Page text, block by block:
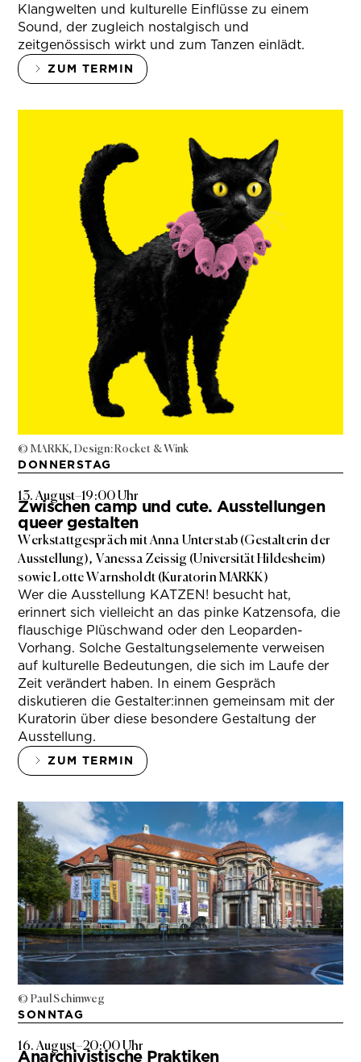
Klangwelten und kulturelle Einflüsse zu einem
Sound, der zugleich nostalgisch und
zeitgenössisch wirkt und zum Tanzen einlädt.
ZUM TERMIN
© MARKK, Design: Rocket & Wink
DONNERSTAG
13. August–19:00 Uhr
Zwischen camp und cute. Ausstellungen
queer gestalten
Werkstattgespräch mit Anna Unterstab (Gestalterin der
Ausstellung), Vanessa Zeissig (Universität Hildesheim)
sowie Lotte Warnsholdt (Kuratorin MARKK)
Wer die Ausstellung KATZEN! besucht hat,
erinnert sich vielleicht an das pinke Katzensofa, die
flauschige Plüschwand oder den Leoparden-
Vorhang. Solche Gestaltungselemente verweisen
auf kulturelle Bedeutungen, die sich im Laufe der
Zeit verändert haben. In einem Gespräch
diskutieren die Gestalter:innen gemeinsam mit der
Kuratorin über diese besondere Gestaltung der
Ausstellung.
ZUM TERMIN
© Paul Schimweg
SONNTAG
16. August–20:00 Uhr
Anarchivistische Praktiken